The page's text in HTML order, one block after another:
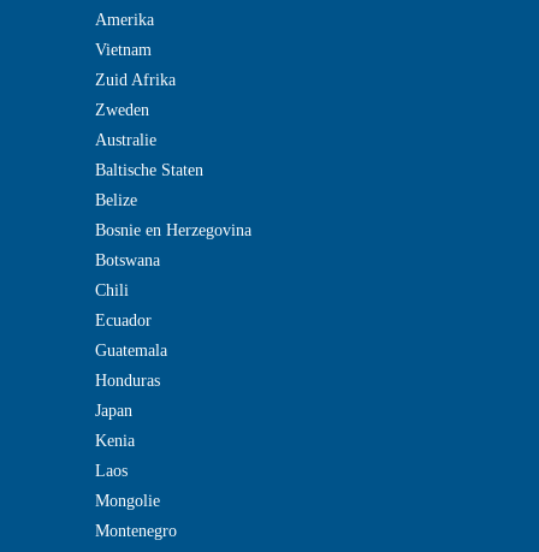
Amerika
Vietnam
Zuid Afrika
Zweden
Australie
Baltische Staten
Belize
Bosnie en Herzegovina
Botswana
Chili
Ecuador
Guatemala
Honduras
Japan
Kenia
Laos
Mongolie
Montenegro